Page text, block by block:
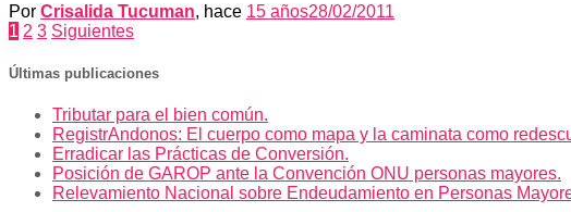
Por Crisalida Tucuman, hace 15 años28/02/2011
Paginación
de
1 2 3 Siguientes
Últimas publicaciones
Tributar para el bien común.
RegistrAndonos: El cuerpo como mapa y la caminata como
Erradicar las Prácticas de Conversión.
Posición de GAROP ante la Convención ONU personas mayores.
Relevamiento Nacional sobre Endeudamiento en Personas